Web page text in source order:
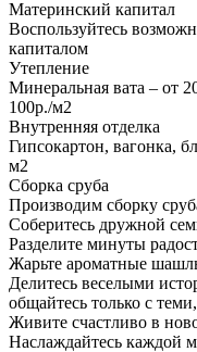
Материнский капитал
Воспользуйтесь
капиталом
Утепление
Минеральная вата – от
100р./м2
Внутренняя отделка
Гипсокартон, вагонка,
м2
Сборка сруба
Производим сборку
Соберитесь дружной
Разделите минуты
Жарьте ароматные
Делитесь веселыми
общайтесь только с
Живите счастливо в
Наслаждайтесь каждой